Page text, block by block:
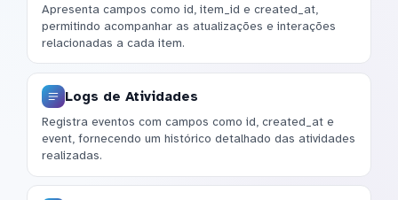
Apresenta campos como id, item_id e created_at,
permitindo acompanhar as atualizações e interações
relacionadas a cada item.
Logs de Atividades
Registra eventos com campos como id, created_at e
event, fornecendo um histórico detalhado das atividades
realizadas.